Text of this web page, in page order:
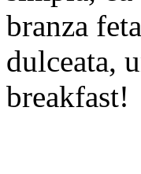
branza
dulceata,
breakfast!